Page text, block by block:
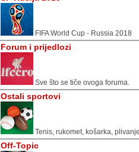
FIFA World Cup - Russia 2018
Forum i prijedlozi
Sve što se tiče ovoga foruma.
Ostali sportovi
Tenis, rukomet, košarka, plivanje
Off-Topic